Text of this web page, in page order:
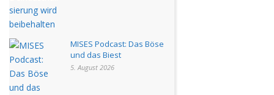
MISES Podcast: Das Böse
und das Biest
5. August 2026